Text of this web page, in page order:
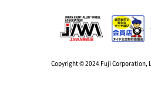
Copyright © 2024 Fuji Corporation,